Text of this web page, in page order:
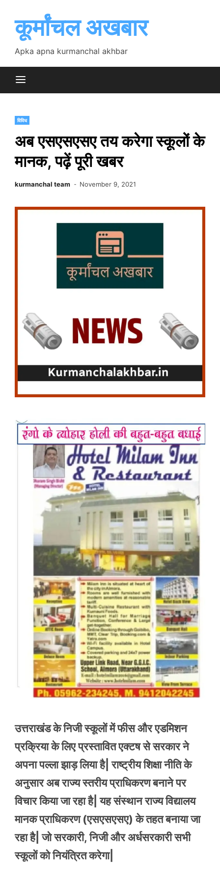
contentकूर्मांचल अखबार
Apka apna kurmanchal akhbar
विविध
अब एसएसएसए तय करेगा स्कूलों के
मानक, पढ़ें पूरी खबर
kurmanchal team November 9, 2021
उत्तराखंड के निजी स्कूलों में फीस और एडमिशन
प्रक्रिया के लिए प्रस्तावित एक्टष से सरकार ने
अपना पल्ला झाड़ लिया है| राष्ट्रीय शिक्षा नीति के
अनुसार अब राज्य स्तरीय प्राधिकरण बनाने पर
विचार किया जा रहा है| यह संस्थान राज्य विद्यालय
मानक प्राधिकरण (एसएसएसए) के तहत बनाया जा
रहा है| जो सरकारी, निजी और अर्धसरकारी सभी
स्कूलों को नियंत्रित करेगा|